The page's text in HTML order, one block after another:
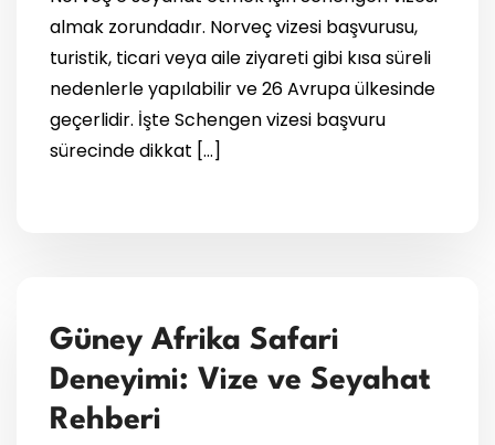
almak zorundadır. Norveç vizesi başvurusu,
turistik, ticari veya aile ziyareti gibi kısa süreli
nedenlerle yapılabilir ve 26 Avrupa ülkesinde
geçerlidir. İşte Schengen vizesi başvuru
sürecinde dikkat […]
Güney Afrika Safari
Deneyimi: Vize ve Seyahat
Rehberi